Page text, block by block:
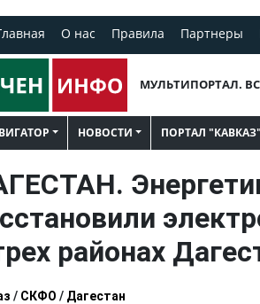
О нас Правила Партнеры
МУЛЬТИПОРТАЛ.
НОВОСТИ ПОРТАЛ "КАВКАЗ"
районах
/ СКФО / Дагестан